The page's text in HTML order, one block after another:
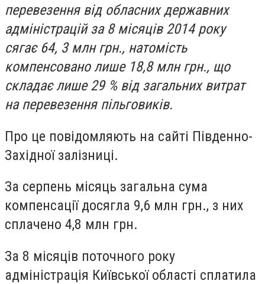
перевезення від обласних державних
адміністрацій за 8 місяців 2014 року
сягає 64, 3 млн грн., натомість
компенсовано лише 18,8 млн грн., що
складає лише 29 % від загальних витрат
на перевезення пільговиків.
Про це повідомляють на сайті Південно-
Західної залізниці.
За серпень місяць загальна сума
компенсації досягла 9,6 млн грн., з них
сплачено 4,8 млн грн.
За 8 місяців поточного року
адміністрація Київської області сплатила